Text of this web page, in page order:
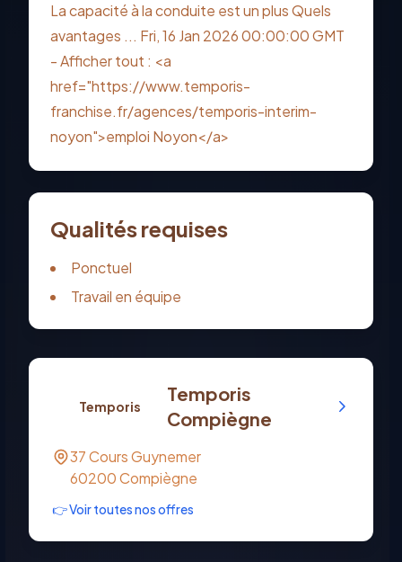
La capacité à la conduite est un plus Quels
avantages ... Fri, 16 Jan 2026 00:00:00 GMT
- Afficher tout : <a
href="https://www.temporis-
franchise.fr/agences/temporis-interim-
noyon">emploi Noyon</a>
Qualités requises
Ponctuel
Travail en équipe
Temporis
Temporis
Compiègne
37 Cours Guynemer
60200Compiègne
👉 Voir toutes nos offres